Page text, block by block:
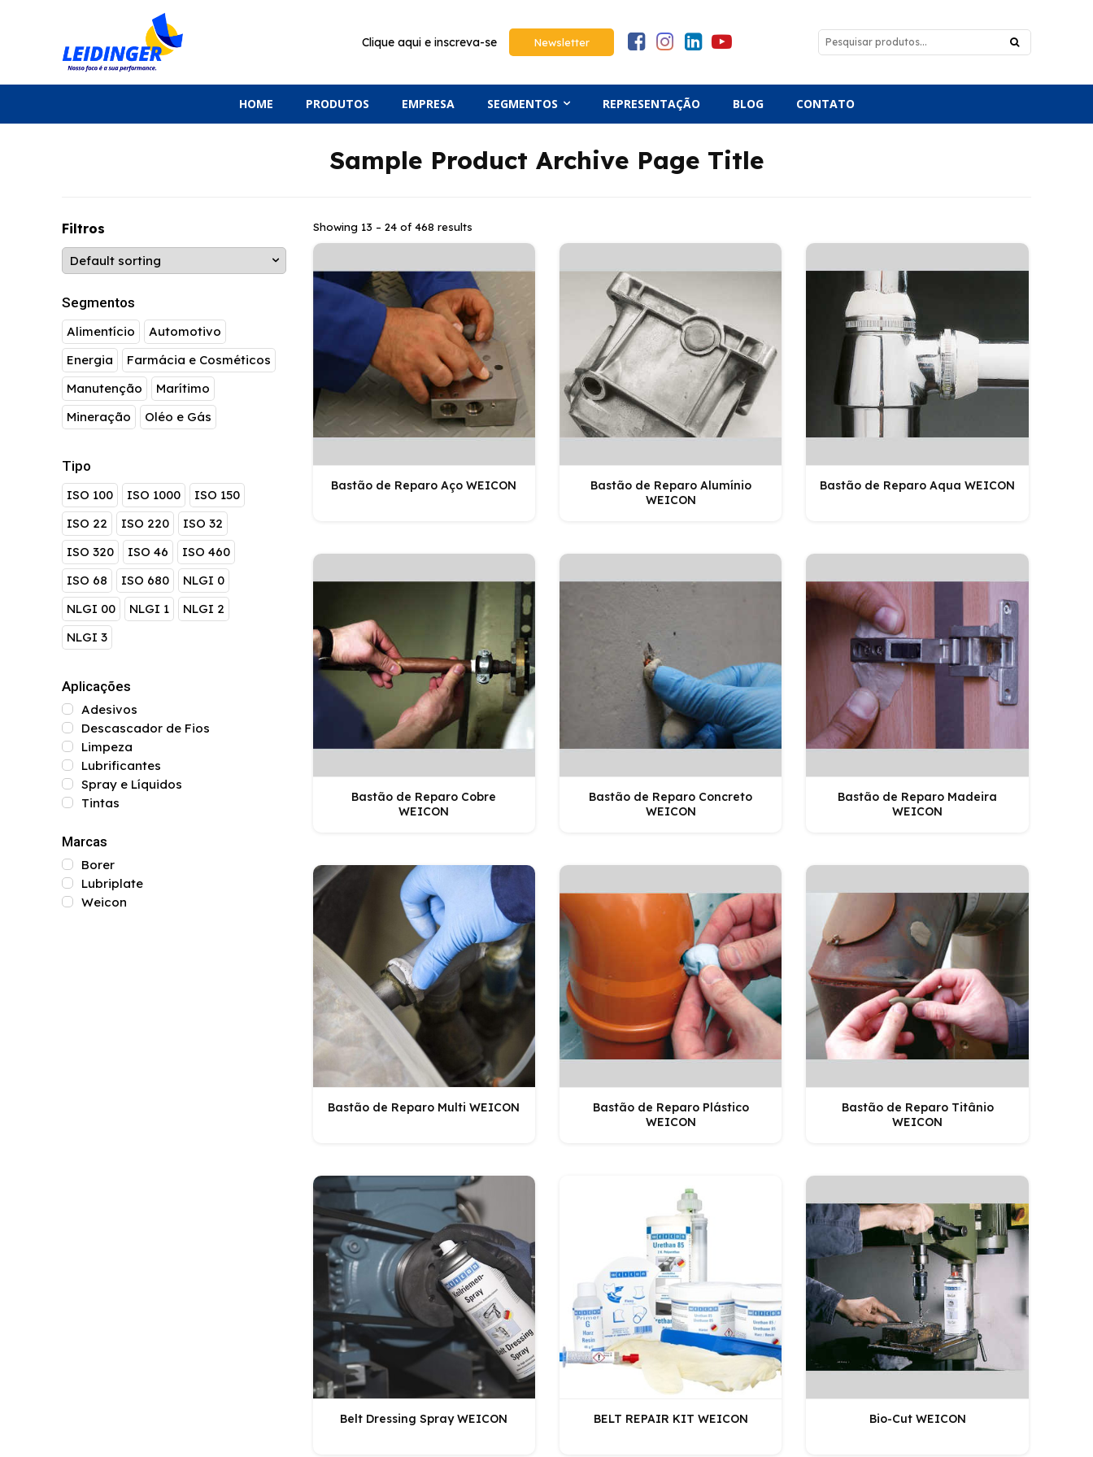
Clique aqui e inscreva-se Newsletter
HOME PRODUTOS EMPRESA SEGMENTOS REPRESENTAÇÃO BLOG CONTATO
Sample Product Archive Page Title
Filtros
Segmentos
Alimentício
Automotivo
Energia
Farmácia e Cosméticos
Manutenção
Marítimo
Mineração
Oléo e Gás
Tipo
ISO 100 ISO 1000
ISO 150
ISO 22
ISO 220
ISO 32
ISO 320
ISO 46
ISO 460
ISO 68
ISO 680
NLGI 0
NLGI 00
NLGI 1
NLGI 2
NLGI 3
Aplicações
Adesivos
Descascador de Fios
Limpeza
Lubrificantes
Spray e Líquidos
Tintas
Marcas
Borer
Lubriplate
Weicon
Showing 13 – 24 of 468 results
Bastão de Reparo Aço WEICON
Bastão de Reparo Alumínio
WEICON
Bastão de Reparo Aqua WEICON
Bastão de Reparo Cobre
WEICON
Bastão de Reparo Concreto
WEICON
Bastão de Reparo Madeira
WEICON
Bastão de Reparo Multi WEICON
Bastão de Reparo Plástico
WEICON
Bastão de Reparo Titânio
WEICON
Belt Dressing Spray WEICON BELT REPAIR KIT WEICON Bio-Cut WEICON